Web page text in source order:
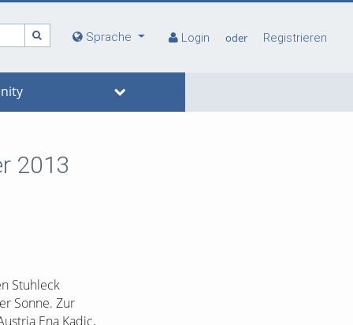
Sprache Login oder Registrieren
2013
Stuhleck
Sonne. Zur
Ena Kadic,